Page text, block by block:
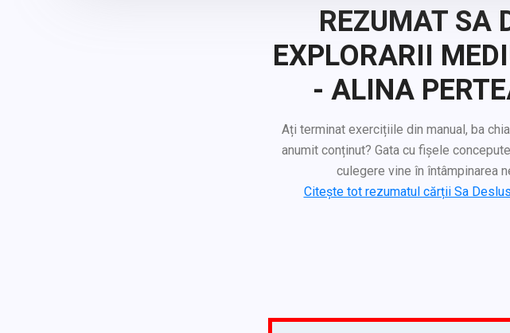
REZUMAT SA
EXPLORARII
- ALINA
Ați terminat exercițiile din manual, ba
anumit conținut? Gata cu fișele
culegere vine în întâmpinarea
Citește tot rezumatul cărții Sa